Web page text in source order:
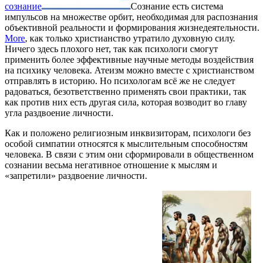
сознание
Сознание есть система
импульсов на множестве орбит, необходимая для распознания
объективной реальности и формирования жизнедеятельности.
More, как только христианство утратило духовную силу.
Ничего здесь плохого нет, так как психологи смогут
применить более эффективные научные методы воздействия
на психику человека. Атеизм можно вместе с христианством
отправлять в историю. Но психологам всё же не следует
радоваться, безответственно применять свои практики, так
как против них есть другая сила, которая возводит во главу
угла раздвоение личности.
Как и положено религиозным инквизиторам, психологи без
особой симпатии относятся к мыслительным способностям
человека. В связи с этим они сформировали в общественном
сознании весьма негативное отношение к мыслям и
«запретили» раздвоение личности.